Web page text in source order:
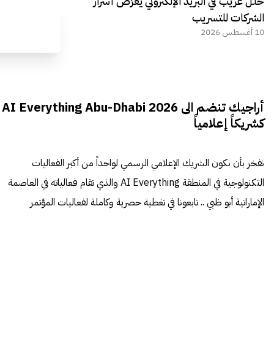
الشركات للتسريب
10 أغسطس 2026
أراجيك تنضم الى AI Everything Abu-Dhabi 2026
كشريكاً إعلامياً
نفخر بأن نكون الشريك الإعلامي الرسمي لواحداً من أكبر الفعاليات
التكنولوجية في المنطقة AI Everything والذي تقام فعالياته في العاصمة
الإماراتية أبو ظبي .. تابعونا في تغطية حصرية وكاملة لفعاليات المؤتمر